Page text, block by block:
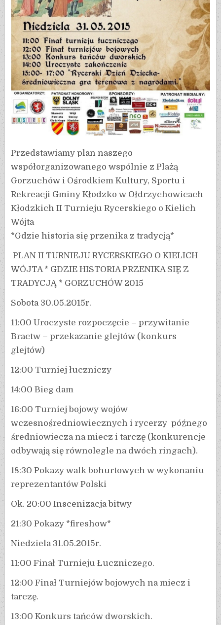
Przedstawiamy plan naszego
współorganizowanego wspólnie z Plażą
Gorzuchów i Ośrodkiem Kultury, Sportu i
Rekreacji Gminy Kłodzko w Ołdrzychowicach
Kłodzkich II Turnieju Rycerskiego o Kielich
Wójta
*Gdzie historia się przenika z tradycją*
PLAN II TURNIEJU RYCERSKIEGO O KIELICH
WÓJTA * GDZIE HISTORIA PRZENIKA SIĘ Z
TRADYCJĄ * GORZUCHÓW 2015
Sobota 30.05.2015r.
11:00 Uroczyste rozpoczęcie – przywitanie
Bractw – przekazanie glejtów (konkurs
glejtów)
12:00 Turniej łuczniczy
14:00 Bieg dam
16:00 Turniej bojowy wojów
wczesnośredniowiecznych i rycerzy późnego
średniowiecza na miecz i tarczę (konkurencje
odbywają się równolegle na dwóch ringach).
18:30 Pokazy walk bohurtowych w wykonaniu
reprezentantów Polski
Ok. 20:00 Inscenizacja bitwy
21:30 Pokazy *fireshow*
Niedziela 31.05.2015r.
11:00 Finał Turnieju Łuczniczego.
12:00 Finał Turniejów bojowych na miecz i
tarczę.
13:00 Konkurs tańców dworskich.